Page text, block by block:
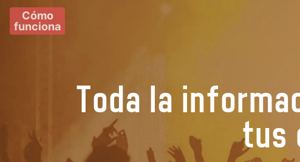
Cómo
funciona
Toda la